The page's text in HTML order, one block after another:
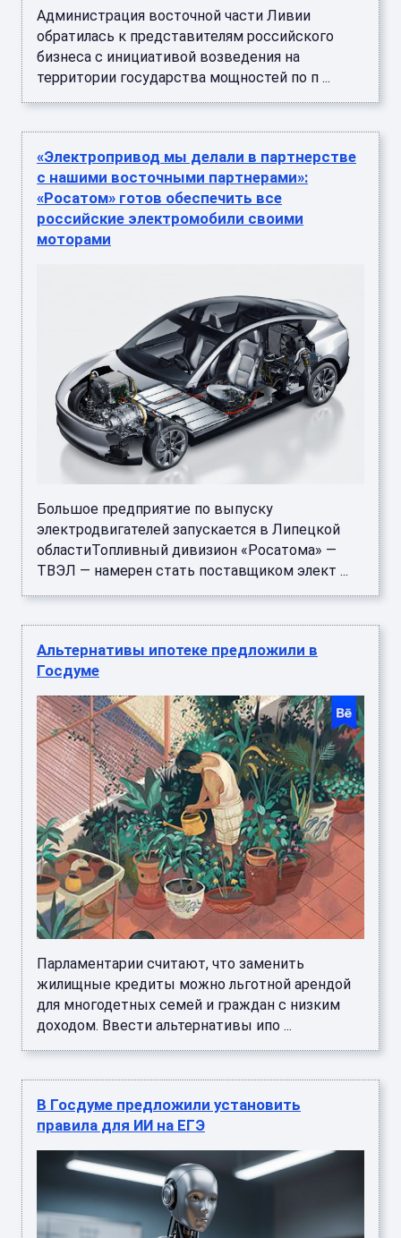
Администрация восточной части Ливии
обратилась к представителям российского
бизнеса с инициативой возведения на
территории государства мощностей по п ...
«Электропривод мы делали в партнерстве
с нашими восточными партнерами»:
«Росатом» готов обеспечить все
российские электромобили своими
моторами
Большое предприятие по выпуску
электродвигателей запускается в Липецкой
областиТопливный дивизион «Росатома» —
ТВЭЛ — намерен стать поставщиком элект ...
Альтернативы ипотеке предложили в
Госдуме
Парламентарии считают, что заменить
жилищные кредиты можно льготной арендой
для многодетных семей и граждан с низким
доходом. Ввести альтернативы ипо ...
В Госдуме предложили установить
правила для ИИ на ЕГЭ